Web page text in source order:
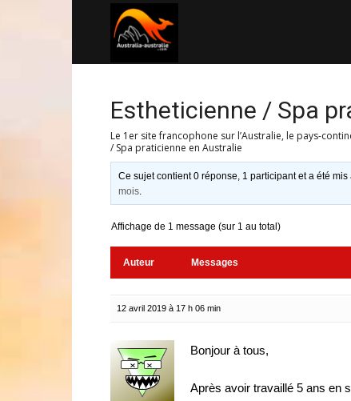
Estheticienne / Spa
Le 1er site francophone sur l’Australie, le pays-
/ Spa praticienne en Australie
Ce sujet contient 0 réponse, 1 participant et a été
mois.
Affichage de 1 message (sur 1 au total)
Auteur Messages
12 avril 2019 à 17 h 06 min
Bonjour à tous,
Après avoir travaillé 5 ans en